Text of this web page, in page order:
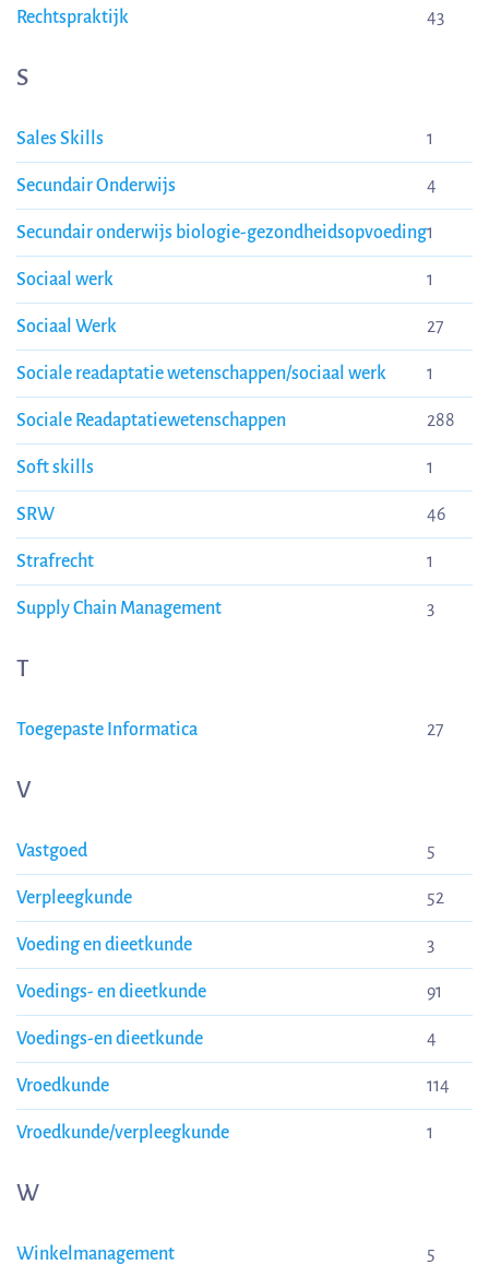
Rechtspraktijk 43
S
Sales Skills 1
Secundair Onderwijs 4
Secundair onderwijs biologie-gezondheidsopvoeding1
Sociaal werk 1
Sociaal Werk 27
Sociale readaptatie wetenschappen/sociaal werk 1
Sociale Readaptatiewetenschappen 288
Soft skills 1
SRW 46
Strafrecht 1
Supply Chain Management 3
T
Toegepaste Informatica 27
V
Vastgoed 5
Verpleegkunde 52
Voeding en dieetkunde 3
Voedings- en dieetkunde 91
Voedings-en dieetkunde 4
Vroedkunde 114
Vroedkunde/verpleegkunde 1
W
Winkelmanagement 5